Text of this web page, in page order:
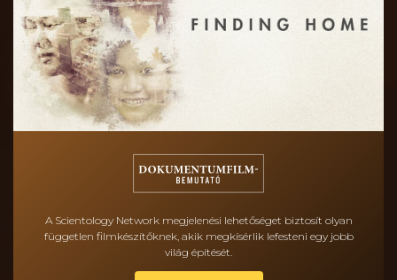
A Scientology Network megjelenési lehetőséget biztosít olyan
független filmkészítőknek, akik megkísérlik lefesteni egy jobb
világ építését.